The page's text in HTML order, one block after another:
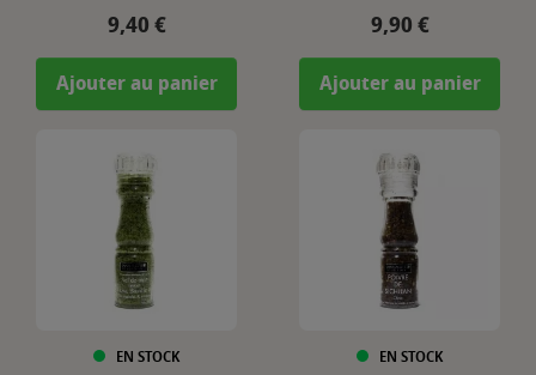
Prix
9,40 €
Ajouter au panier
Prix
9,90 €
Ajouter au panier
EN STOCK EN STOCK